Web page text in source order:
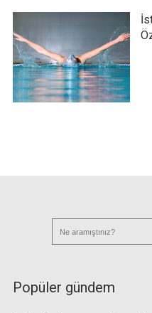
Popüler gündem